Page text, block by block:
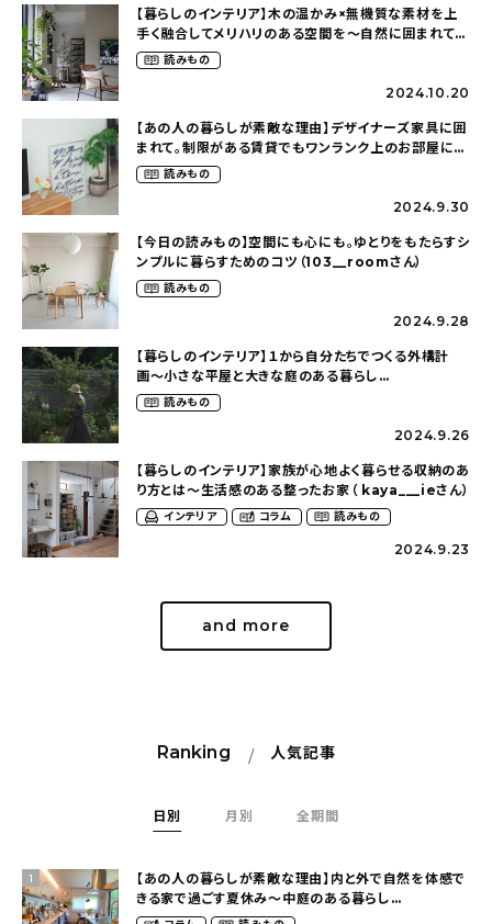
【暮らしのインテリア】木の温かみ×無機質な素材を上
手く融合してメリハリのある空間を〜自然に囲まれて暮
らす（ki_no_ieさん）
読みもの
2024.10.20
【あの人の暮らしが素敵な理由】デザイナーズ家具に囲
まれて。制限がある賃貸でもワンランク上のお部屋に〜
狭くても好きな暮らしのこと（_____chika708さん）
読みもの
2024.9.30
【今日の読みもの】空間にも心にも。ゆとりをもたらすシ
ンプルに暮らすためのコツ（103__roomさん）
読みもの
2024.9.28
【暮らしのインテリア】１から自分たちでつくる外構計
画〜小さな平屋と大きな庭のある暮らし
（tsumikiniwaさん）
読みもの
2024.9.26
【暮らしのインテリア】家族が心地よく暮らせる収納のあ
り方とは〜生活感のある整ったお家（ kaya___ieさん）
インテリア コラム 読みもの
2024.9.23
and more
Ranking 人気記事
日別 月別 全期間
1
【あの人の暮らしが素敵な理由】内と外で自然を体感で
きる家で過ごす夏休み〜中庭のある暮らし
（yume_2700さん）